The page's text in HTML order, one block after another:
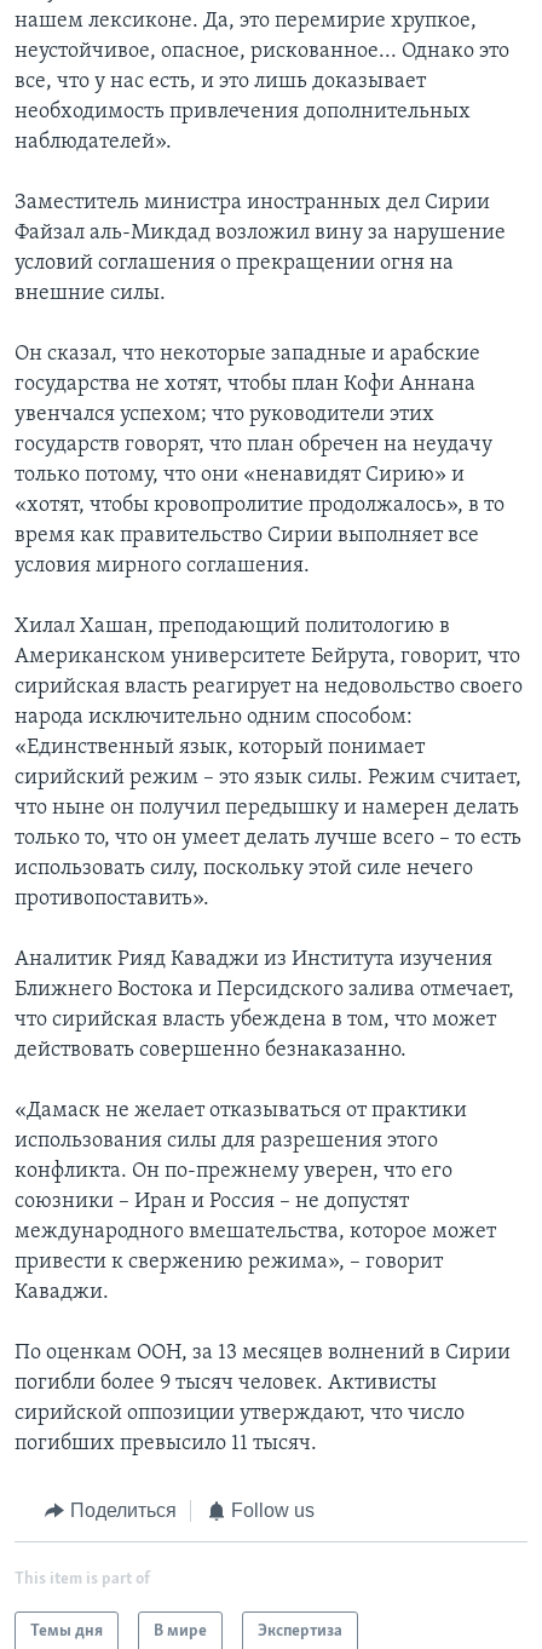
нашем лексиконе. Да, это перемирие хрупкое,
неустойчивое, опасное, рискованное... Однако это
все, что у нас есть, и это лишь доказывает
необходимость привлечения дополнительных
наблюдателей».
Заместитель министра иностранных дел Сирии
Файзал аль-Микдад возложил вину за нарушение
условий соглашения о прекращении огня на
внешние силы.
Он сказал, что некоторые западные и арабские
государства не хотят, чтобы план Кофи Аннана
увенчался успехом; что руководители этих
государств говорят, что план обречен на неудачу
только потому, что они «ненавидят Сирию» и
«хотят, чтобы кровопролитие продолжалось», в то
время как правительство Сирии выполняет все
условия мирного соглашения.
Хилал Хашан, преподающий политологию в
Американском университете Бейрута, говорит, что
сирийская власть реагирует на недовольство своего
народа исключительно одним способом:
«Единственный язык, который понимает
сирийский режим – это язык силы. Режим считает,
что ныне он получил передышку и намерен делать
только то, что он умеет делать лучше всего – то есть
использовать силу, поскольку этой силе нечего
противопоставить».
Аналитик Рияд Каваджи из Института изучения
Ближнего Востока и Персидского залива отмечает,
что сирийская власть убеждена в том, что может
действовать совершенно безнаказанно.
«Дамаск не желает отказываться от практики
использования силы для разрешения этого
конфликта. Он по-прежнему уверен, что его
союзники – Иран и Россия – не допустят
международного вмешательства, которое может
привести к свержению режима», – говорит
Каваджи.
По оценкам ООН, за 13 месяцев волнений в Сирии
погибли более 9 тысяч человек. Активисты
сирийской оппозиции утверждают, что число
погибших превысило 11 тысяч.
Поделиться Follow us
This item is part of
Темы дня В мире Экспертиза